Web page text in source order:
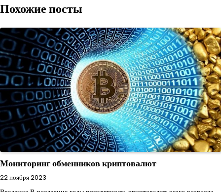
записям
Похожие посты
Мониторинг обменников криптовалют
22 ноября 2023